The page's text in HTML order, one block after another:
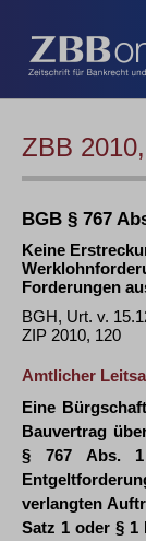
ZBB
BGB § 767
Keine
Forderungen
BGH, Urt. v.
ZIP 2010, 120
Amtlicher
Eine
Bauvertrag
§ 767 Abs.
verlangten
Satz 1 oder § 1